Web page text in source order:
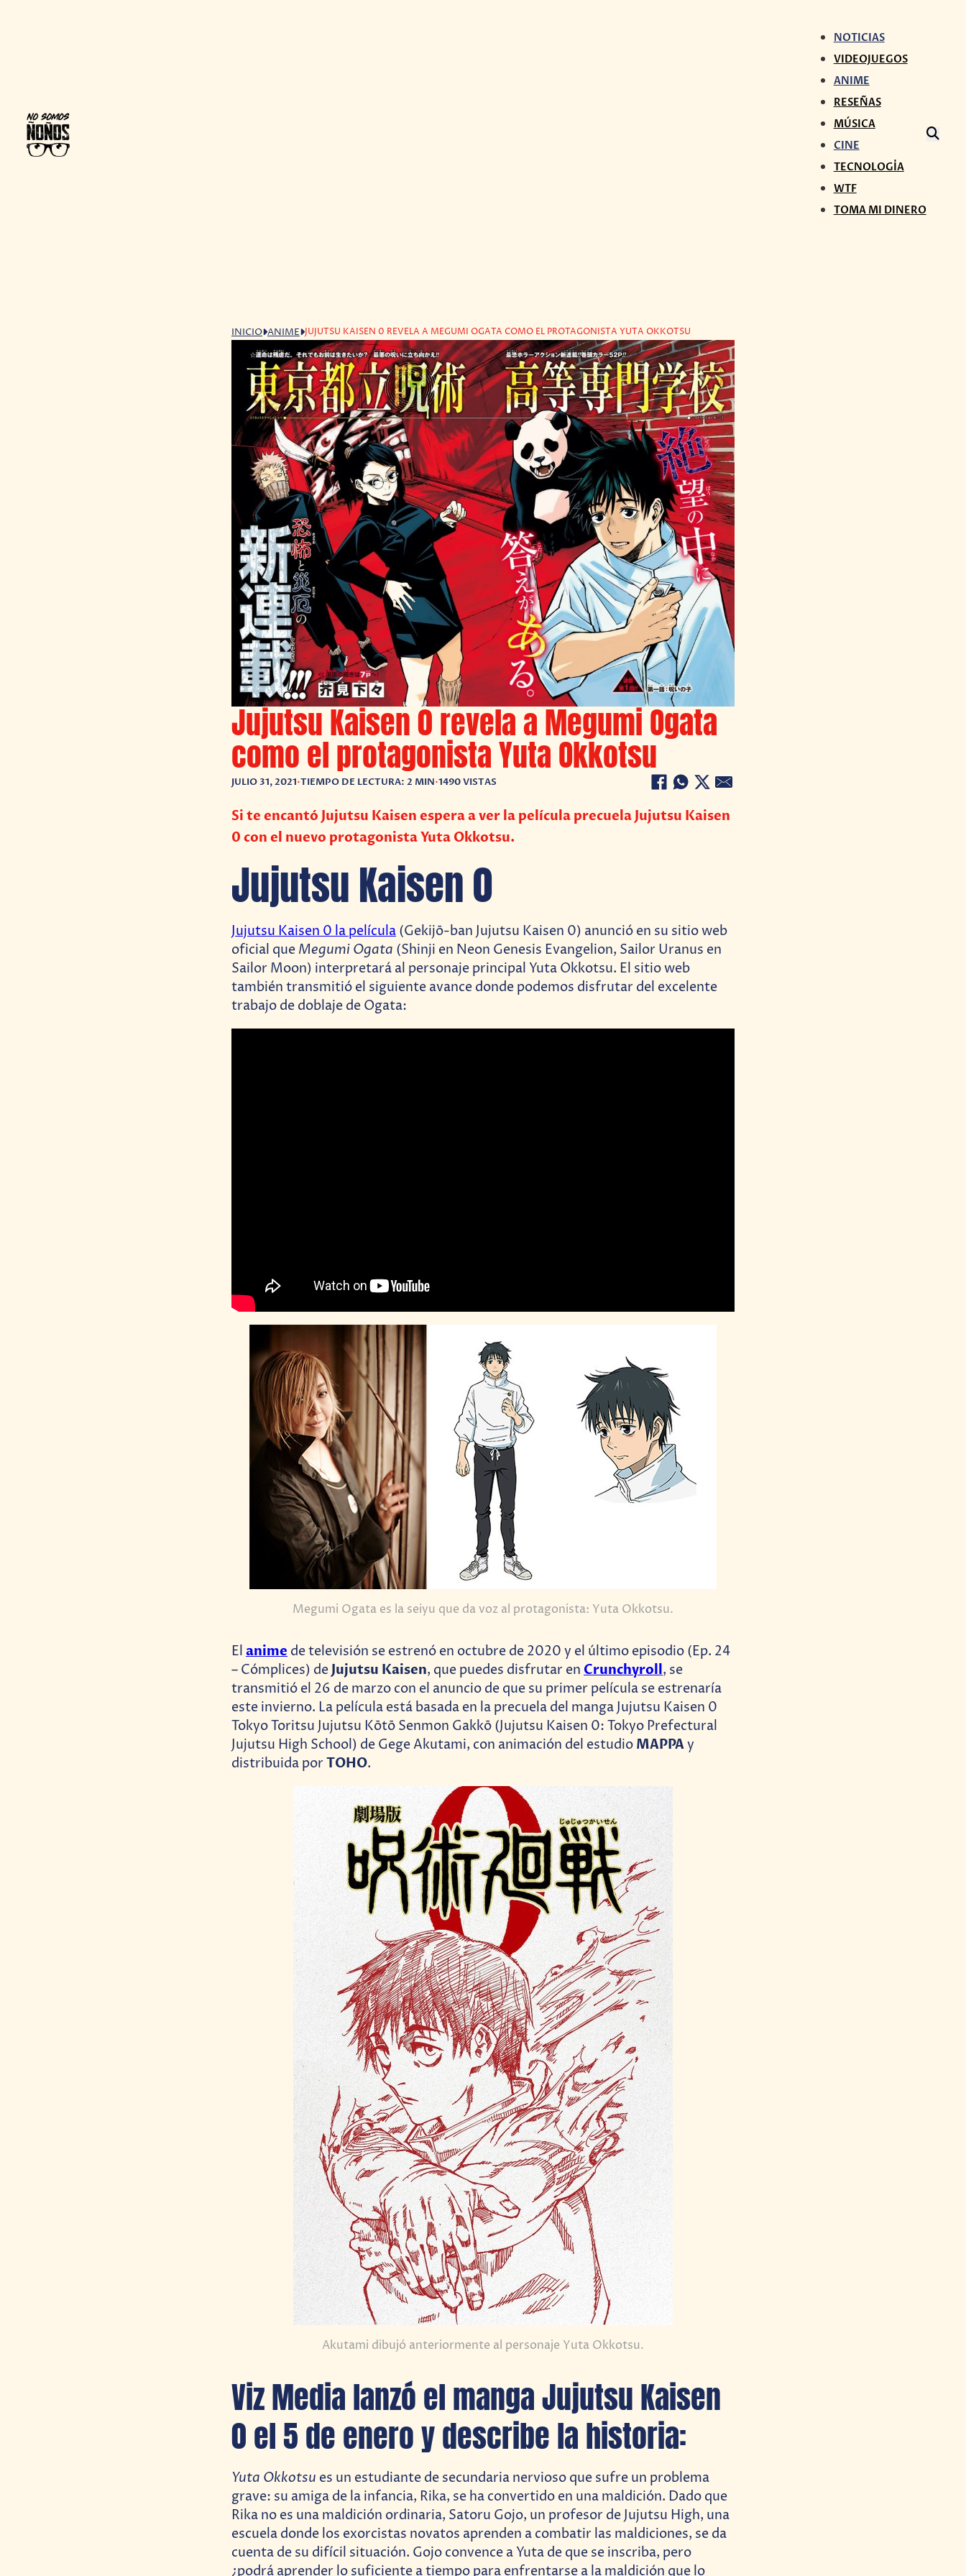
NOTICIAS
VIDEOJUEGOS
ANIME
RESEÑAS
MÚSICA
CINE
TECNOLOGÍA
WTF
TOMA MI DINERO
INICIO ANIME JUJUTSU KAISEN 0 REVELA A MEGUMI OGATA COMO EL PROTAGONISTA YUTA OKKOTSU
Jujutsu Kaisen 0 revela a Megumi Ogata
como el protagonista Yuta Okkotsu
JULIO 31, 2021•TIEMPO DE LECTURA: 2 MIN•1490 VISTAS
Si te encantó Jujutsu Kaisen espera a ver la película precuela Jujutsu Kaisen
0 con el nuevo protagonista Yuta Okkotsu.
Jujutsu Kaisen 0
Jujutsu Kaisen 0 la película (Gekijō-ban Jujutsu Kaisen 0) anunció en su sitio web
oficial que Megumi Ogata (Shinji en Neon Genesis Evangelion, Sailor Uranus en
Sailor Moon) interpretará al personaje principal Yuta Okkotsu. El sitio web
también transmitió el siguiente avance donde podemos disfrutar del excelente
trabajo de doblaje de Ogata:
Megumi Ogata es la seiyu que da voz al protagonista: Yuta Okkotsu.
El anime de televisión se estrenó en octubre de 2020 y el último episodio (Ep. 24
– Cómplices) de Jujutsu Kaisen, que puedes disfrutar en Crunchyroll, se
transmitió el 26 de marzo con el anuncio de que su primer película se estrenaría
este invierno. La película está basada en la precuela del manga Jujutsu Kaisen 0
Tokyo Toritsu Jujutsu Kōtō Senmon Gakkō (Jujutsu Kaisen 0: Tokyo Prefectural
Jujutsu High School) de Gege Akutami, con animación del estudio MAPPAy
distribuida porTOHO.
Akutami dibujó anteriormente al personaje Yuta Okkotsu.
Viz Media lanzó el manga Jujutsu Kaisen
0 el 5 de enero y describe la historia:
Yuta Okkotsu es un estudiante de secundaria nervioso que sufre un problema
grave: su amiga de la infancia, Rika, se ha convertido en una maldición. Dado que
Rika no es una maldición ordinaria, Satoru Gojo, un profesor de Jujutsu High, una
escuela donde los exorcistas novatos aprenden a combatir las maldiciones, se da
cuenta de su difícil situación. Gojo convence a Yuta de que se inscriba, pero
¿podrá aprender lo suficiente a tiempo para enfrentarse a la maldición que lo